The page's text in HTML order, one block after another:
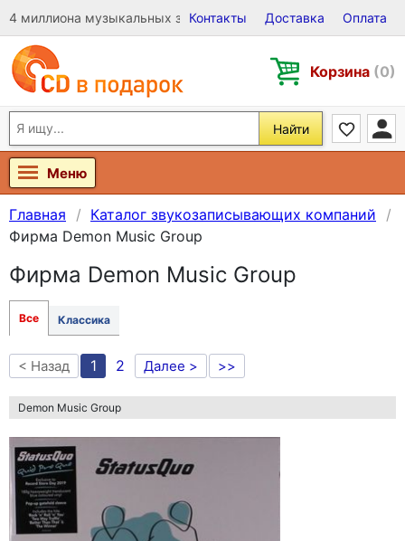
4 миллиона музыкальных записей на Виниле, CD и DVD
Контакты Доставка Оплата
Корзина (0)
Найти
Меню
Главная
Каталог звукозаписывающих компаний
Фирма Demon Music Group
Фирма Demon Music Group
Все Классика
< Назад 1 2 Далее > >>
Demon Music Group